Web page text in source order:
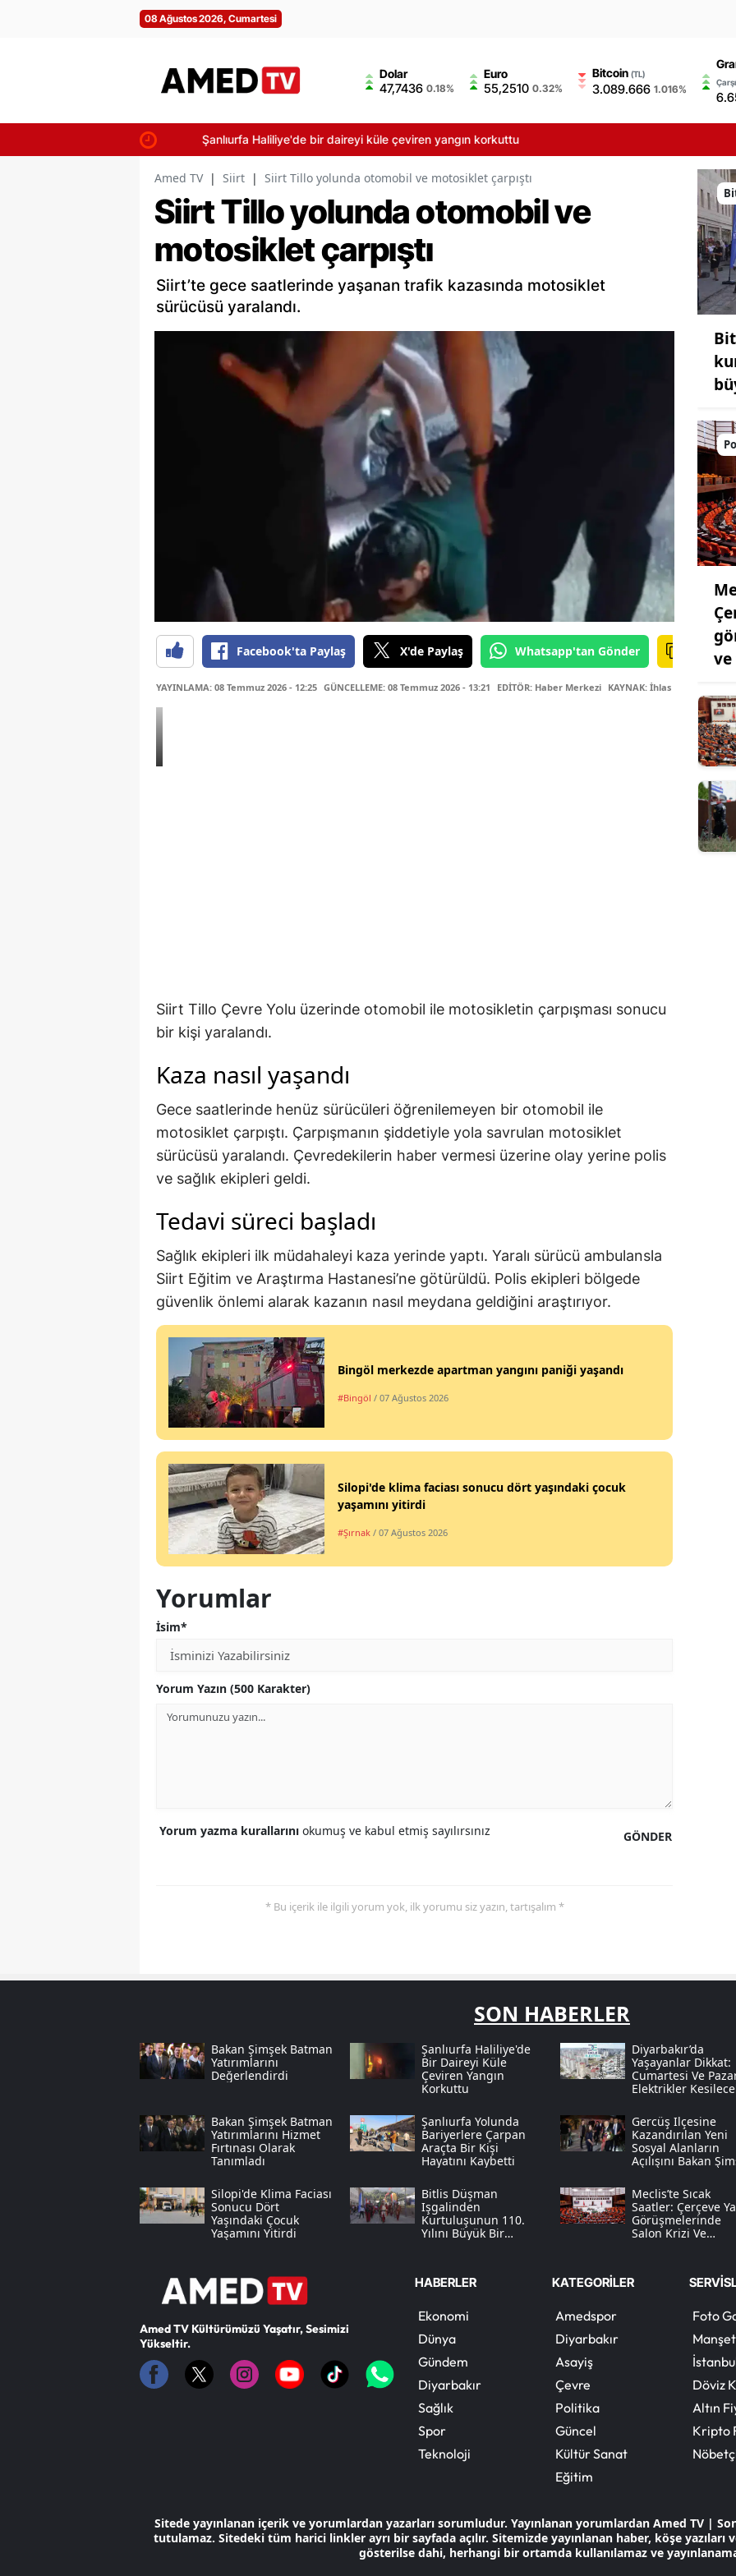
08 Ağustos 2026, Cumartesi
Dolar
47,7436 0.18%
Euro
55,2510 0.32%
Bitcoin(TL)
3.089.666 1.016%
Şanlıurfa Haliliye'de bir daireyi küle çeviren yangın korkuttu
Amed TV | Siirt | Siirt Tillo yolunda otomobil ve motosiklet çarpıştı
Siirt Tillo yolunda otomobil ve
motosiklet çarpıştı
Siirt’te gece saatlerinde yaşanan trafik kazasında motosiklet
sürücüsü yaralandı.
Facebook'ta Paylaş X'de Paylaş Whatsapp'tan Gönder
YAYINLAMA: 08 Temmuz 2026 - 12:25 GÜNCELLEME: 08 Temmuz 2026 - 13:21 EDİTÖR: Haber Merkezi KAYNAK: İhlas Haber Ajansı
Siirt Tillo Çevre Yolu üzerinde otomobil ile motosikletin çarpışması sonucu
bir kişi yaralandı.
Kaza nasıl yaşandı
Gece saatlerinde henüz sürücüleri öğrenilemeyen bir otomobil ile
motosiklet çarpıştı. Çarpışmanın şiddetiyle yola savrulan motosiklet
sürücüsü yaralandı. Çevredekilerin haber vermesi üzerine olay yerine polis
ve sağlık ekipleri geldi.
Tedavi süreci başladı
Sağlık ekipleri ilk müdahaleyi kaza yerinde yaptı. Yaralı sürücü ambulansla
Siirt Eğitim ve Araştırma Hastanesi’ne götürüldü. Polis ekipleri bölgede
güvenlik önlemi alarak kazanın nasıl meydana geldiğini araştırıyor.
Bingöl merkezde apartman yangını paniği yaşandı
#Bingöl / 07 Ağustos 2026
Silopi'de klima faciası sonucu dört yaşındaki çocuk
yaşamını yitirdi
#Şırnak / 07 Ağustos 2026
Yorumlar
İsim*
Yorum Yazın (500 Karakter)
GÖNDER
Yorum yazma kurallarını okumuş ve kabul etmiş sayılırsınız
* Bu içerik ile ilgili yorum yok, ilk yorumu siz yazın, tartışalım *
ve
SON HABERLER
Bakan Şimşek Batman
Yatırımlarını
Değerlendirdi
Şanlıurfa Haliliye'de
Bir Daireyi Küle
Çeviren Yangın
Korkuttu
Diyarbakır’da
Yaşayanlar Dikkat:
Cumartesi Ve
Elektrikler
Bakan Şimşek Batman
Yatırımlarını Hizmet
Fırtınası Olarak
Tanımladı
Şanlıurfa Yolunda
Bariyerlere Çarpan
Araçta Bir Kişi
Hayatını Kaybetti
Gercüş Ilçesine
Kazandırılan Yeni
Sosyal Alanların
Açılışını Bakan
Silopi'de Klima Faciası
Sonucu Dört
Yaşındaki Çocuk
Yaşamını Yitirdi
Bitlis Düşman
Işgalinden
Kurtuluşunun 110.
Yılını Büyük Bir
Meclis’te Sıcak
Saatler: Çerçeve
Görüşmelerinde
Salon Krizi Ve
Amed TV Kültürümüzü Yaşatır, Sesimizi
Yükseltir.
HABERLER
Ekonomi
Dünya
Gündem
Diyarbakır
Sağlık
Spor
Teknoloji
KATEGORİLER
Amedspor
Diyarbakır
Asayiş
Çevre
Politika
Güncel
Kültür Sanat
Eğitim
Foto
Döviz
Altın
Kripto
Sitede yayınlanan içerik ve yorumlardan yazarları sorumludur. Yayınlanan yorumlardan Amed TV |
tutulamaz. Sitedeki tüm harici linkler ayrı bir sayfada açılır. Sitemizde yayınlanan haber, köşe yazıları
gösterilse dahi, herhangi bir ortamda kullanılamaz ve